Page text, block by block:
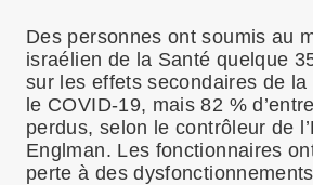
Des personnes ont soumis au
israélien de la Santé quelque
sur les effets secondaires de
le COVID-19, mais 82 %
perdus, selon le contrôleur de
Englman. Les fonctionnaires
perte à des